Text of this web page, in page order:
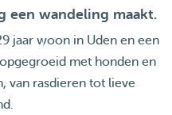
een wandeling maakt.
jaar woon in Uden en een
met honden en
van rasdieren tot lieve